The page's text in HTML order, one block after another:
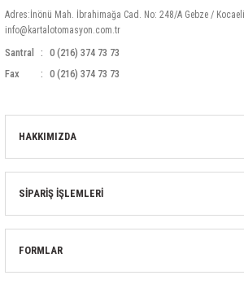
Adres:İnönü Mah. İbrahimağa Cad. No: 248/A Gebze /
info@kartalotomasyon.com.tr
Santral
0 (216) 374 73 73
Fax
0 (216) 374 73 73
HAKKIMIZDA
SİPARİŞ İŞLEMLERİ
FORMLAR